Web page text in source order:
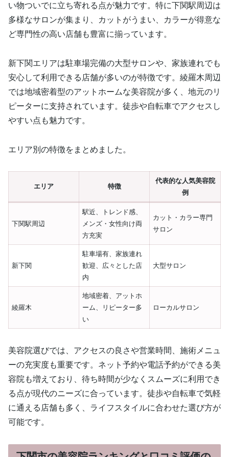
い物ついでに立ち寄れる点が魅力です。特に下関駅周辺は
多様なサロンが集まり、カットがうまい、カラーが得意な
ど専門性の高い店舗も豊富に揃っています。
新下関エリアは駐車場完備の大型サロンや、家族連れでも
安心して利用できる店舗が多いのが特徴です。綾羅木周辺
では地域密着型のアットホームな美容院が多く、地元のリ
ピーターに支持されています。徒歩や自転車でアクセスし
やすい点も魅力です。
エリア別の特徴をまとめました。
エリア 特徴
代表的な人気美容院
例
下関駅周辺
駅近、トレンド感、
メンズ・女性向け両
方充実
カット・カラー専門
サロン
新下関
駐車場有、家族連れ
歓迎、広々とした店
内
大型サロン
綾羅木
地域密着、アットホ
ーム、リピーター多
い
ローカルサロン
美容院選びでは、アクセスの良さや営業時間、施術メニュ
ーの充実度も重要です。ネット予約や電話予約ができる美
容院も増えており、待ち時間が少なくスムーズに利用でき
る点が現代のニーズに合っています。徒歩や自転車で気軽
に通える店舗も多く、ライフスタイルに合わせた選び方が
可能です。